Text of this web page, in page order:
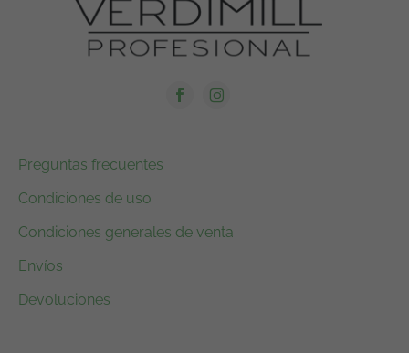
Preguntas frecuentes
Condiciones de uso
Condiciones generales de venta
Envíos
Devoluciones